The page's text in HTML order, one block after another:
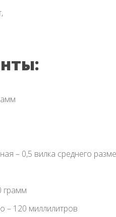
– 0,5 вилка среднего
грамм
– 120 миллилитров